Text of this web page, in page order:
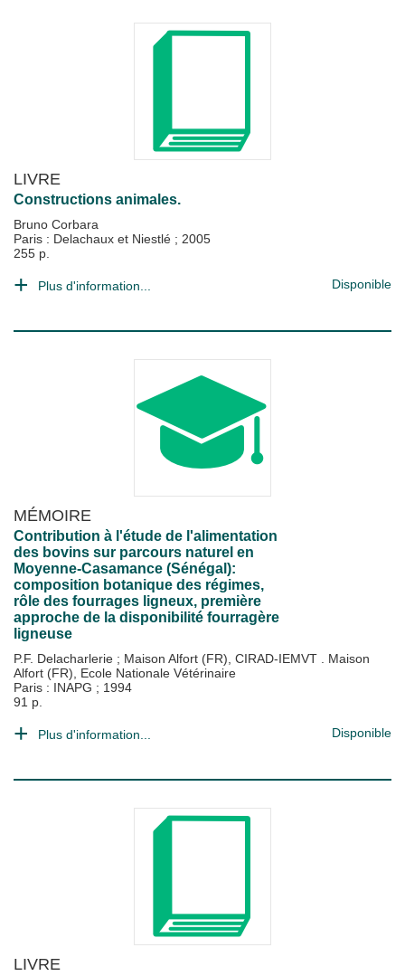
LIVRE
Constructions animales.
Bruno Corbara
Paris : Delachaux et Niestlé ; 2005
255 p.
Plus d'information... Disponible
MÉMOIRE
Contribution à l'étude de l'alimentation
des bovins sur parcours naturel en
Moyenne-Casamance (Sénégal):
composition botanique des régimes,
rôle des fourrages ligneux, première
approche de la disponibilité fourragère
ligneuse
P.F. Delacharlerie ; Maison Alfort (FR), CIRAD-IEMVT . Maison
Alfort (FR), Ecole Nationale Vétérinaire
Paris : INAPG ; 1994
91 p.
Plus d'information... Disponible
LIVRE